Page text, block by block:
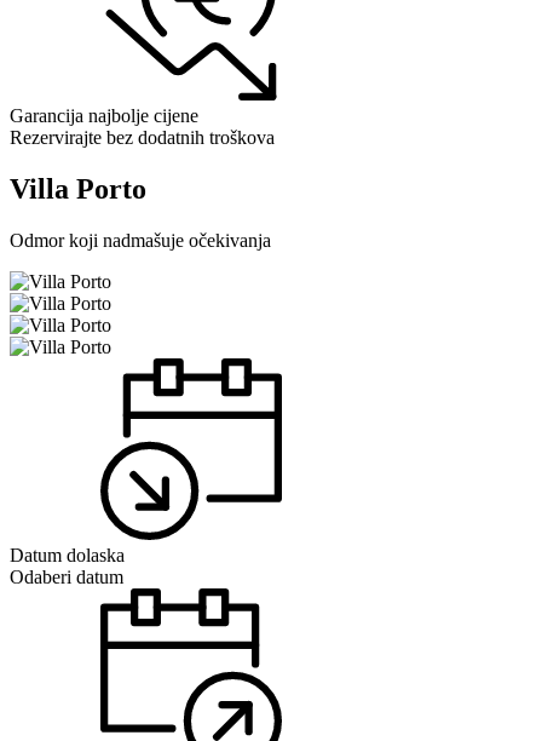
Garancija najbolje cijene
Rezervirajte bez dodatnih troškova
Villa Porto
Odmor koji nadmašuje očekivanja
Datum dolaska
Odaberi datum